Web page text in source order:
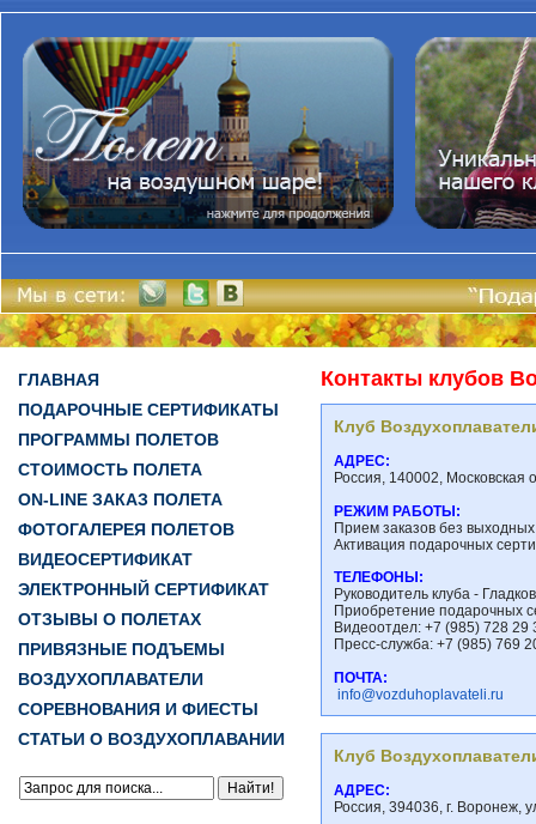
ГЛАВНАЯ
ПОДАРОЧНЫЕ СЕРТИФИКАТЫ
ПРОГРАММЫ ПОЛЕТОВ
СТОИМОСТЬ ПОЛЕТА
ON-LINE ЗАКАЗ ПОЛЕТА
ФОТОГАЛЕРЕЯ ПОЛЕТОВ
ВИДЕОСЕРТИФИКАТ
ЭЛЕКТРОННЫЙ СЕРТИФИКАТ
ОТЗЫВЫ О ПОЛЕТАХ
ПРИВЯЗНЫЕ ПОДЪЕМЫ
ВОЗДУХОПЛАВАТЕЛИ
СОРЕВНОВАНИЯ И ФИЕСТЫ
СТАТЬИ О ВОЗДУХОПЛАВАНИИ
Контакты клубов
Клуб
АДРЕС:
Россия, 140002,
РЕЖИМ РАБОТЫ:
Прием заказов без
Активация подарочных
ТЕЛЕФОНЫ:
Руководитель клуба -
Приобретение подарочных
Видеоотдел: +7 (985) 728 29
Пресс-служба: +7 (985) 769
ПОЧТА:
info@vozduhoplavateli.ru
Клуб
АДРЕС:
Россия, 394036, г. Воронеж,